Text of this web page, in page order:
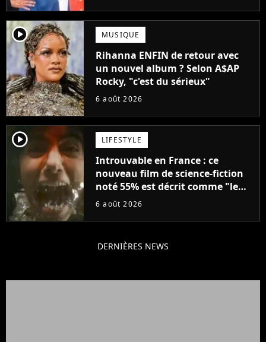
player2 MUSIQUE
Rihanna ENFIN de retour avec
un nouvel album ? Selon A$AP
Rocky, "c'est du sérieux"
6 août 2026
player2 LIFESTYLE
Introuvable en France : ce
nouveau film de science-fiction
noté 55% est décrit comme "le
plus stupide de l'année"
6 août 2026
DERNIÈRES NEWS